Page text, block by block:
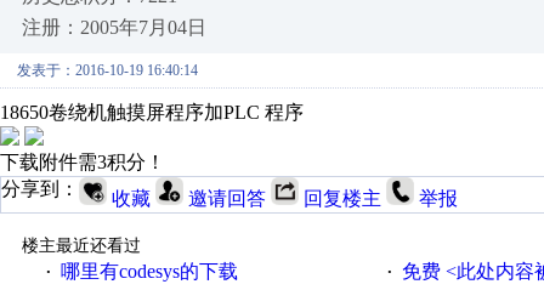
注册：2005年7月04日
发表于：2016-10-19 16:40:14
18650卷绕机触摸屏程序加PLC 程序
下载附件需3积分！
分享到：
收藏 邀请回答 回复楼主 举报
楼主最近还看过
·
哪里有codesys的下载 · 免费 <此处内容被屏蔽